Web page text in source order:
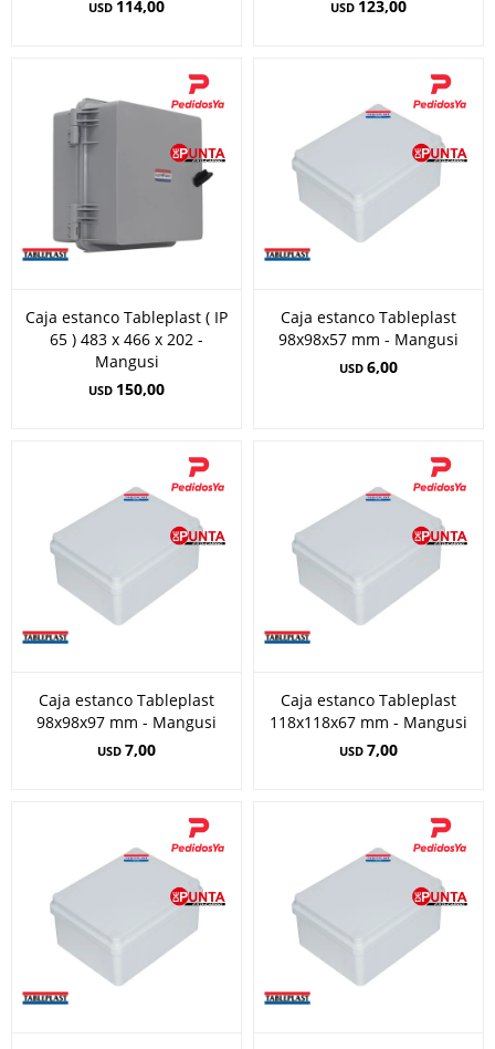
USD 114,00 USD 123,00
Caja estanco Tableplast ( IP
65 ) 483 x 466 x 202 -
Mangusi
USD 150,00
Caja estanco Tableplast
98x98x57 mm - Mangusi
USD 6,00
Caja estanco Tableplast
98x98x97 mm - Mangusi
USD 7,00
Caja estanco Tableplast
118x118x67 mm - Mangusi
USD 7,00